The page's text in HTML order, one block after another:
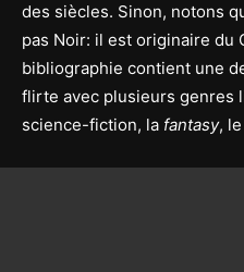
des siècles. Sinon, notons
pas Noir: il est originaire du
bibliographie contient une
flirte avec plusieurs genres
science-fiction, la fantasy,